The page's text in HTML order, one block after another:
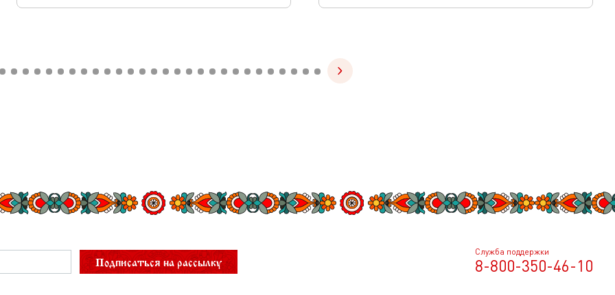
Подписаться на рассылку
Служба поддержки
8-800-350-46-10